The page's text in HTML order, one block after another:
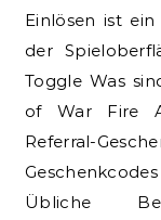
Einlösen ist
der
Toggle Was
of War Fire
Referral-
Übliche